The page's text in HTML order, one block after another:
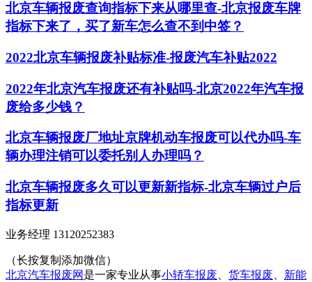
北京车辆报废查询指标下来从哪里查-北京报废车牌
指标下来了，买了新车怎么查不到中签？
2022北京车辆报废补贴标准-报废汽车补贴2022
2022年北京汽车报废还有补贴吗-北京2022年汽车报
废给多少钱？
北京车辆报废厂地址京牌机动车报废可以代办吗-车
辆办理注销可以委托别人办理吗？
北京车辆报废多久可以更新新指标-北京车辆过户后
指标更新
业务经理 13120252383
（长按复制添加微信）
北京汽车报废网 是一家专业从事小轿车报废 货车报废
新能